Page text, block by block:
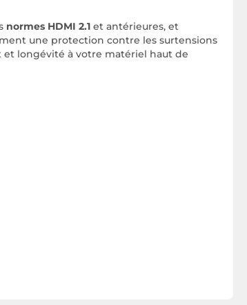
normes HDMI 2.1 et antérieures, et
une protection contre les surtensions
et longévité à votre matériel haut de